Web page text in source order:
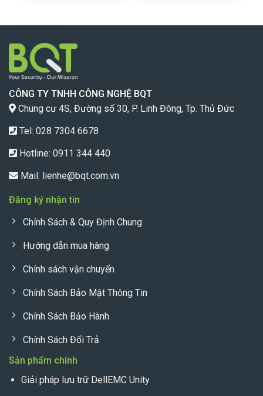
CÔNG TY TNHH CÔNG NGHỆ BQT
Chung cư 4S, Đường số 30, P. Linh Đông, Tp. Thủ Đức
Tel: 028 7304 6678
Hotline: 0911 344 440
Mail: lienhe@bqt.com.vn
Đăng ký nhận tin
Chính Sách & Quy Định Chung
Hướng dẫn mua hàng
Chính sách vận chuyển
Chính Sách Bảo Mật Thông Tin
Chính Sách Bảo Hành
Chính Sách Đổi Trả
Sản phẩm chính
Giải pháp lưu trữ DellEMC Unity